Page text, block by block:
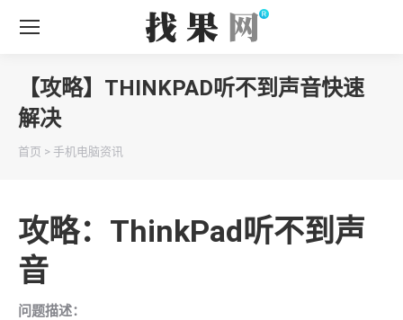
【攻略】THINKPAD听不到声音快速
解决
你在这里：
首页 > 手机电脑资讯
攻略：ThinkPad听不到声
音
问题描述：